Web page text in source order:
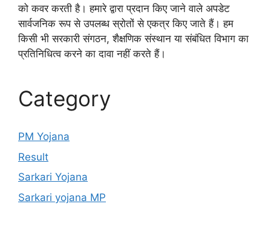
को कवर करती है। हमारे द्वारा प्रदान किए जाने वाले अपडेट
सार्वजनिक रूप से उपलब्ध स्रोतों से एकत्र किए जाते हैं। हम
किसी भी सरकारी संगठन, शैक्षणिक संस्थान या संबंधित विभाग का
प्रतिनिधित्व करने का दावा नहीं करते हैं।
Category
PM Yojana
Result
Sarkari Yojana
Sarkari yojana MP